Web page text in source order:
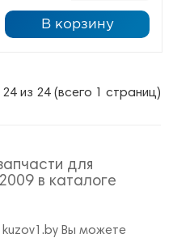
В корзину
из 24 (всего 1 страниц)
для
в каталоге
Вы можете